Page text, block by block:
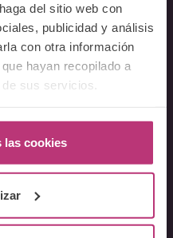
del sitio web con
publicidad y análisis
con otra información
hayan recopilado a
sus servicios.
las cookies
Lactancia y aplicaciones
Mental Perinatal
Perinatal